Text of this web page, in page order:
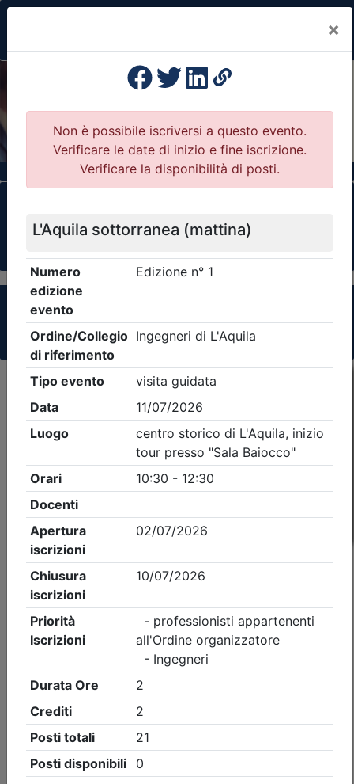
×
Previous
Il portale della formazione per Ordini e
Clicca qui - espandi la sezione dei filtri ricerca
eventi
Criteri di ricerca applicati:
- Tipo Ordine/collegio: Ingegneri- Ordine:L
Aquila- Eventi in programma dal10/8/2026
iCal Feed RSS
Dettagli evento
Gratuito
Ingegneri di L'Aquila